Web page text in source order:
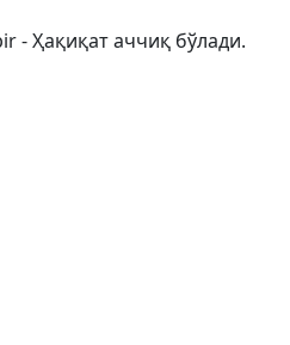
- Ҳақиқат аччиқ бўлади.